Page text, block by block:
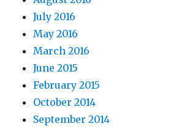
July 2016
May 2016
March 2016
June 2015
February 2015
October 2014
September 2014